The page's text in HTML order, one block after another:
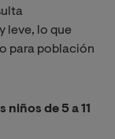
leve, lo que
para población
de 5 a 11